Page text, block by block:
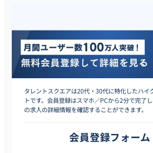
タレントスクエアは20代・30代に特化したハイ
トです。会員登録はスマホ／PCから2分で完了
の求人の詳細情報を確認することができます。
会員登録フォーム